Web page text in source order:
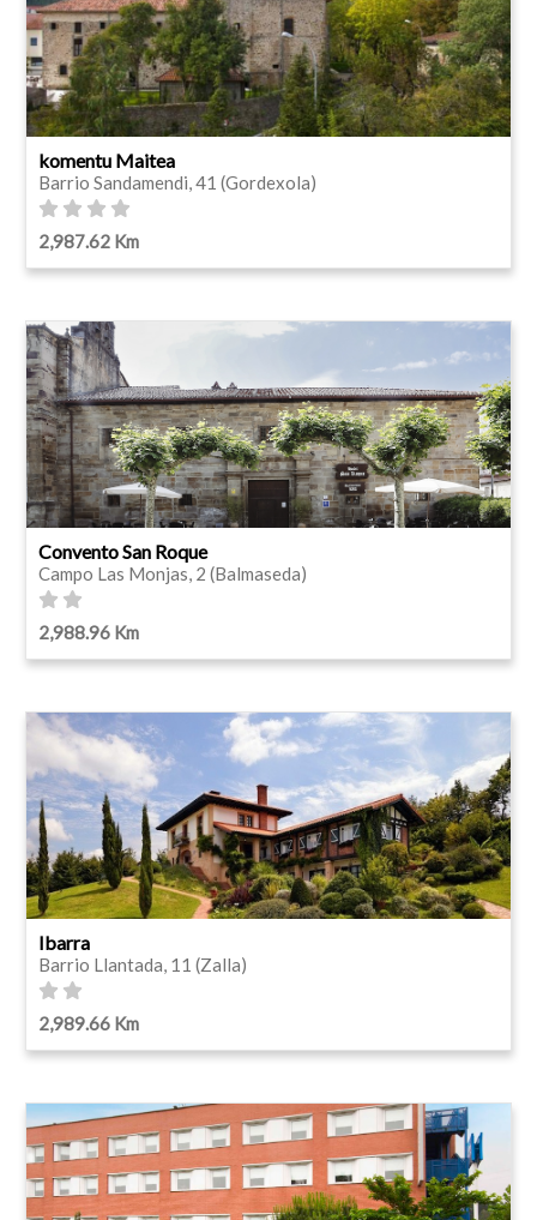
komentu Maitea
Barrio Sandamendi, 41 (Gordexola)
2,987.62 Km
Convento San Roque
Campo Las Monjas, 2 (Balmaseda)
2,988.96 Km
Ibarra
Barrio Llantada, 11 (Zalla)
2,989.66 Km